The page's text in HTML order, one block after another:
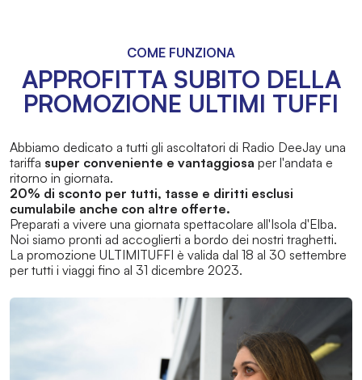
COME FUNZIONA
APPROFITTA SUBITO DELLA
PROMOZIONE ULTIMI TUFFI
Abbiamo dedicato a tutti gli ascoltatori di Radio DeeJay una
tariffa super conveniente e vantaggiosa per l'andata e
ritorno in giornata.
20% di sconto per tutti, tasse e diritti esclusi
cumulabile anche con altre offerte.
Preparati a vivere una giornata spettacolare all'Isola d'Elba.
Noi siamo pronti ad accoglierti a bordo dei nostri traghetti.
La promozione ULTIMITUFFI è valida dal 18 al 30 settembre
per tutti i viaggi fino al 31 dicembre 2023.